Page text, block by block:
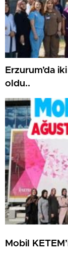
Erzurum’da
oldu..
Mobil